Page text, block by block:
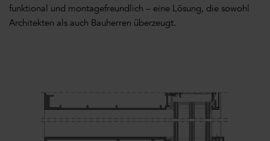
funktional und montagefreundlich – eine Lösung, die sowohl
Architekten als auch Bauherren überzeugt.